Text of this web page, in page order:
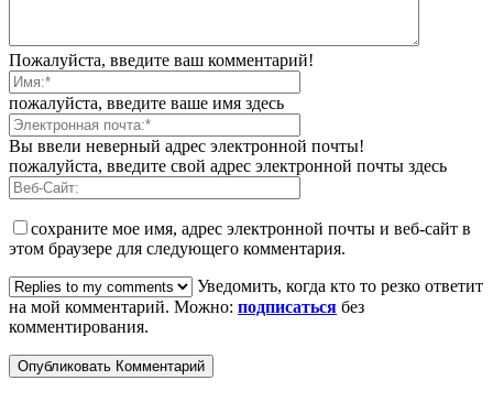
Пожалуйста, введите ваш комментарий!
пожалуйста, введите ваше имя здесь
Вы ввели неверный адрес электронной почты!
пожалуйста, введите свой адрес электронной почты здесь
сохраните мое имя, адрес электронной почты и веб-сайт в
этом браузере для следующего комментария.
Уведомить, когда кто то резко ответит
на мой комментарий. Можно: подписаться без
комментирования.